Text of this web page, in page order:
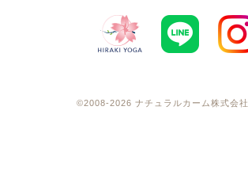
©2008-2026 ナチュラルカーム株式会社